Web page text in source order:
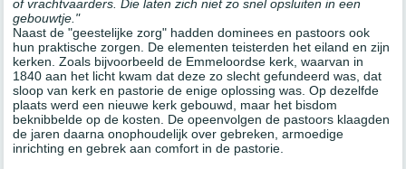
of vrachtvaarders. Die laten zich niet zo snel opsluiten in een
gebouwtje."
Naast de "geestelijke zorg" hadden dominees en pastoors ook
hun praktische zorgen. De elementen teisterden het eiland en zijn
kerken. Zoals bijvoorbeeld de Emmeloordse kerk, waarvan in
1840 aan het licht kwam dat deze zo slecht gefundeerd was, dat
sloop van kerk en pastorie de enige oplossing was. Op dezelfde
plaats werd een nieuwe kerk gebouwd, maar het bisdom
beknibbelde op de kosten. De opeenvolgen de pastoors klaagden
de jaren daarna onophoudelijk over gebreken, armoedige
inrichting en gebrek aan comfort in de pastorie.